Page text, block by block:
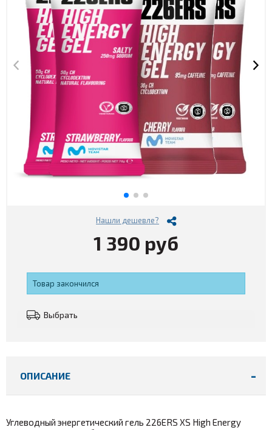
Нашли дешевле?
1 390 руб
Товар закончился
Выбрать
ОПИСАНИЕ
Углеводный энергетический гель 226ERS XS High Energy